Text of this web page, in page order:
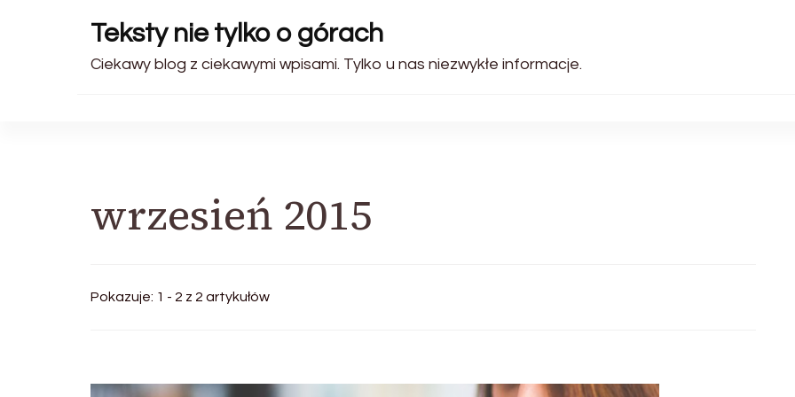
Teksty nie tylko o górach
Ciekawy blog z ciekawymi wpisami. Tylko u nas niezwykłe informacje.
wrzesień 2015
Pokazuje: 1 - 2 z 2 artykułów